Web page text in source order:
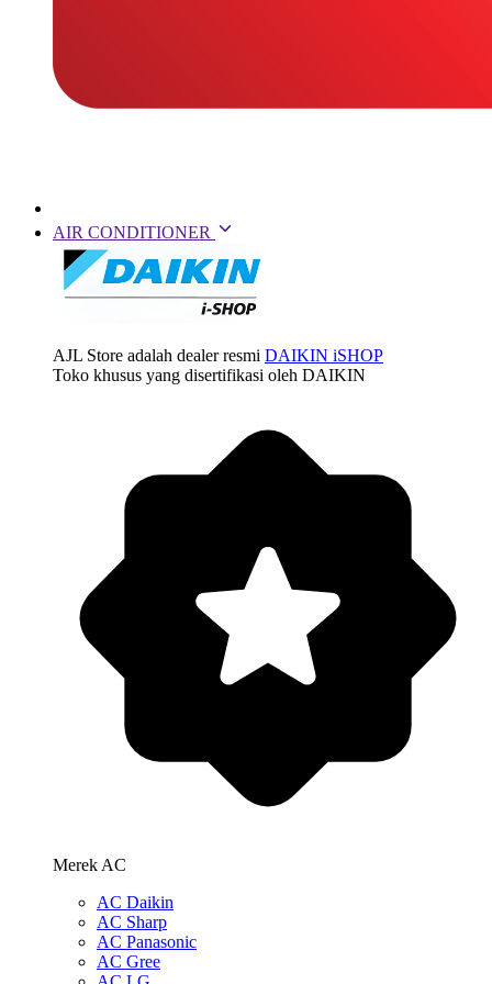
AIR CONDITIONER
AJL Store adalah dealer resmi DAIKIN iSHOP
Toko khusus yang disertifikasi oleh DAIKIN
Merek AC
AC Daikin
AC Sharp
AC Panasonic
AC Gree